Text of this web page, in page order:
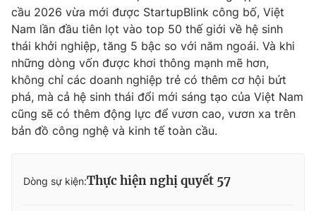
cầu 2026 vừa mới được StartupBlink công bố, Việt
Nam lần đầu tiên lọt vào top 50 thế giới về hệ sinh
thái khởi nghiệp, tăng 5 bậc so với năm ngoái. Và khi
những dòng vốn được khơi thông mạnh mẽ hơn,
không chỉ các doanh nghiệp trẻ có thêm cơ hội bứt
phá, mà cả hệ sinh thái đổi mới sáng tạo của Việt Nam
cũng sẽ có thêm động lực để vươn cao, vươn xa trên
bản đồ công nghệ và kinh tế toàn cầu.
Dòng sự kiện:Thực hiện nghị quyết 57